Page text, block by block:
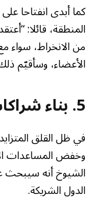
كما أبدى انفتاحا
المنطقة، قائلا:
من الانخراط، سواء
الأعضاء، وسأقيّم
5. بناء شراكات رغم التحديات
في ظل القلق
وخفض المساعدات
الشيوخ أنه سيبحث
الدول الشريكة.